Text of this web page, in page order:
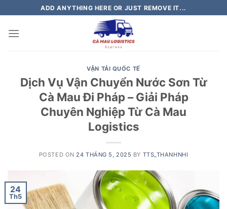
to
content
ADD ANYTHING HERE OR JUST REMOVE IT...
VẬN TẢI QUỐC TẾ
Dịch Vụ Vận Chuyển Nước Sơn Từ
Cà Mau Đi Pháp – Giải Pháp
Chuyên Nghiệp Từ Cà Mau
Logistics
POSTED ON 24 THÁNG 5, 2025 BY TTS_THANHNHI
24
Th5